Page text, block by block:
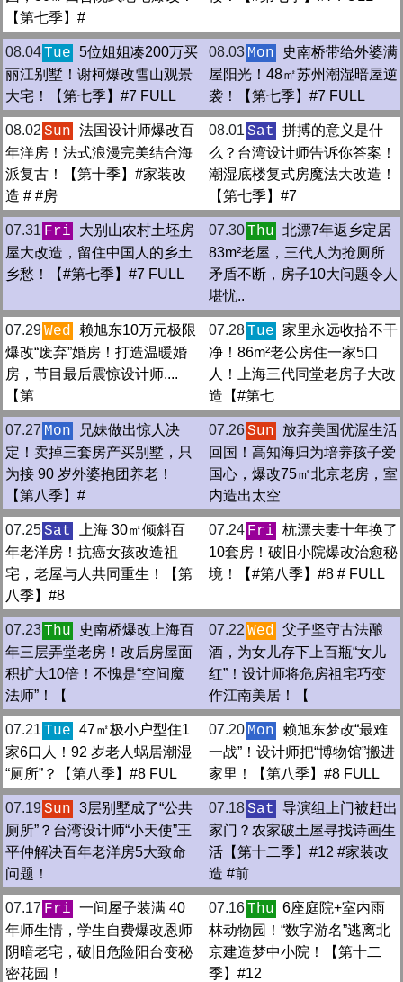
【第七季】#
08.04Tue 5位姐姐凑200万买
丽江别墅！谢柯爆改雪山观景
大宅！【第七季】#7 FULL
08.03 Mon
史南桥带给外婆满
屋阳光！48㎡苏州潮湿暗屋逆
袭！【第七季】#7 FULL
08.02 Sun 法国设计师爆改百
年洋房！法式浪漫完美结合海
派复古！【第十季】#家装改
造 # #房
08.01 Sat
拼搏的意义是什
么？台湾设计师告诉你答案！
潮湿底楼复式房魔法大改造！
【第七季】#7
07.31 Fri
大别山农村土坯房
屋大改造，留住中国人的乡土
乡愁！【#第七季】#7 FULL
07.30Thu 北漂7年返乡定居
83m²老屋，三代人为抢厕所
矛盾不断，房子10大问题令人
堪忧..
07.29Wed
赖旭东10万元极限
爆改“废弃”婚房！打造温暖婚
房，节目最后震惊设计师....
【第
07.28Tue 家里永远收拾不干
净！86m²老公房住一家5口
人！上海三代同堂老房子大改
造【#第七
07.27 Mon
兄妹做出惊人决
定！卖掉三套房产买别墅，只
为接 90 岁外婆抱团养老！
【第八季】#
07.26Sun
放弃美国优渥生活
回国！高知海归为培养孩子爱
国心，爆改75㎡北京老房，室
内造出太空
07.25Sat
上海 30㎡倾斜百
年老洋房！抗癌女孩改造祖
宅，老屋与人共同重生！【第
八季】#8
07.24 Fri 杭漂夫妻十年换了
10套房！破旧小院爆改治愈秘
境！【#第八季】#8 # FULL
07.23Thu
史南桥爆改上海百
年三层弄堂老房！改后房屋面
积扩大10倍！不愧是“空间魔
法师”！【
07.22 Wed 父子坚守古法酿
酒，为女儿存下上百瓶“女儿
红”！设计师将危房祖宅巧变
作江南美居！【
07.21 Tue 47㎡极小户型住1
家6口人！92 岁老人蜗居潮湿
“厕所”？【第八季】#8 FUL
07.20 Mon
赖旭东梦改“最难
一战”！设计师把“博物馆”搬进
家里！【第八季】#8 FULL
07.19Sun 3层别墅成了“公共
厕所”？台湾设计师“小天使”王
平仲解决百年老洋房5大致命
问题！
07.18Sat
导演组上门被赶出
家门？农家破土屋寻找诗画生
活【第十二季】#12 #家装改
造 #前
07.17 Fri 一间屋子装满 40
年师生情，学生自费爆改恩师
阴暗老宅，破旧危险阳台变秘
密花园！
07.16Thu 6座庭院+室内雨
林动物园！“数字游名”逃离北
京建造梦中小院！【第十二
季】#12